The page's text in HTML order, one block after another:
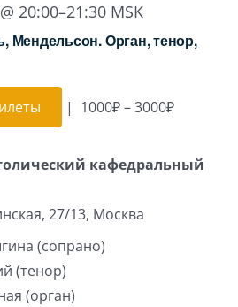
20:00–21:30 MSK
Мендельсон. Орган, тенор,
| 1000₽ – 3000₽
кафедральный
27/13, Москва
(сопрано)
(тенор)
(орган)